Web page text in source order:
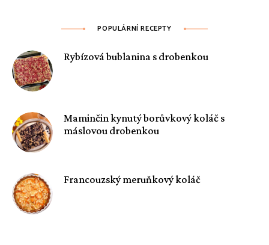
POPULÁRNÍ RECEPTY
Rybízová bublanina s drobenkou
Maminčin kynutý borůvkový koláč s
máslovou drobenkou
Francouzský meruňkový koláč